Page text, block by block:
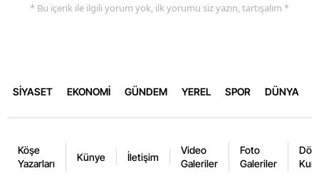
* Bu içerik ile ilgili yorum yok, ilk yorumu siz yazın, tartışalım *
SİYASET EKONOMİ GÜNDEM YEREL SPOR DÜNYA
Köşe
Yazarları
Künye İletişim
Video
Galeriler
Foto
Galeriler